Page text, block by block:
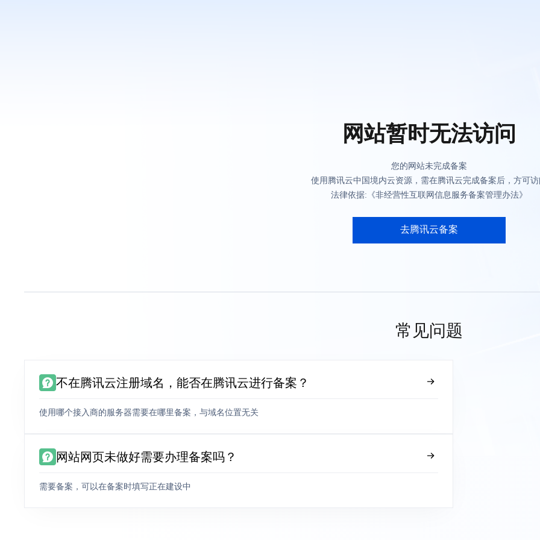
网站暂时无法访问
您的网站未完成备案
使用腾讯云中国境内云资源，需在腾讯云完成备案后，方可
法律依据:《非经营性互联网信息服务备案管理办法》
去腾讯云备案
常见问题
不在腾讯云注册域名，能否在腾讯云进行备案？
使用哪个接入商的服务器需要在哪里备案，与域名位置无关
网站网页未做好需要办理备案吗？
需要备案，可以在备案时填写正在建设中